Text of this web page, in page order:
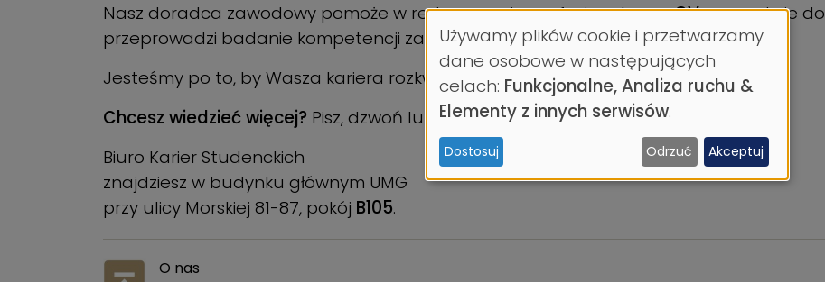
Nasz doradca zawodowy pomoże w redagowaniu profesjonalnegoCV, przygotuje do
przeprowadzi badanie kompetencji zawodowych.
Jesteśmy po to, by Wasza kariera rozkwitła już podczas studiów.
Chcesz wiedzieć więcej? Pisz, dzwoń lub przyjdź do nas osobiście!
Biuro Karier Studenckich
znajdziesz w budynku głównym UMG
przy ulicy Morskiej 81-87, pokój B105.
O nas
Wykorzystanie
danych
osobowych
i
Używamy plików cookie i przetwarzamy
dane osobowe w następujących
celach: Funkcjonalne, Analiza ruchu &
Elementy z innych serwisów.
Dostosuj Odrzuć Akceptuj